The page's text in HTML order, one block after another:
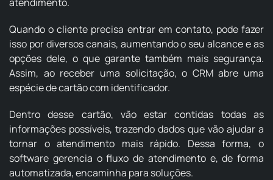
Quando o cliente precisa entrar em contato, pode fazer
isso por diversos canais, aumentando o seu alcance e as
opções dele, o que garante também mais segurança.
Assim, ao receber uma solicitação, o CRM abre uma
espécie de cartão com identificador.
Dentro desse cartão, vão estar contidas todas as
informações possíveis, trazendo dados que vão ajudar a
tornar o atendimento mais rápido. Dessa forma, o
software gerencia o fluxo de atendimento e, de forma
automatizada, encaminha para soluções.